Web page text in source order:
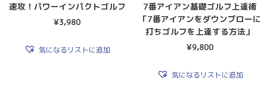
速攻！パワーインパクトゴルフ
¥3,980
気になるリストに追加
7番アイアン基礎ゴルフ上達術
「7番アイアンをダウンブローに
打ちゴルフを上達する方法」
¥9,800
気になるリストに追加